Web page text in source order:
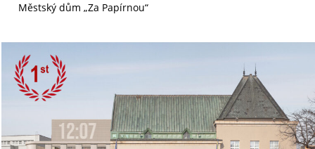
Městský dům „Za Papírnou“